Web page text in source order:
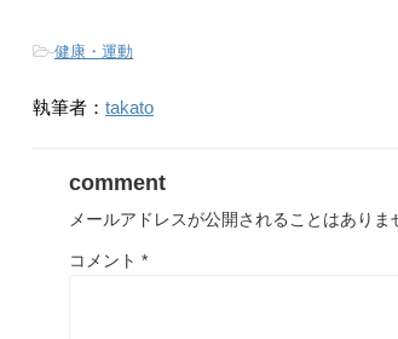
-健康・運動
執筆者： takato
comment
メールアドレスが公開されることはありま
コメント *